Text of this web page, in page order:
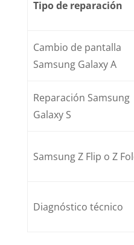
Tipo de reparación
Cambio de pantalla
Samsung Galaxy A
Reparación Samsung
Galaxy S
Samsung Z Flip o Z
Diagnóstico técnico